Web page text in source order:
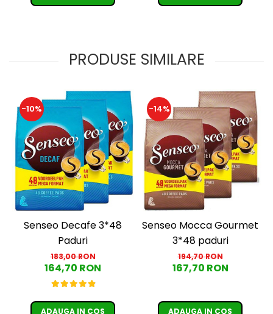
PRODUSE SIMILARE
-10%
Senseo Decafe 3*48
Paduri
183,00 RON
164,70 RON
ADAUGA IN COS
-14%
Senseo Mocca Gourmet
3*48 paduri
194,70 RON
167,70 RON
ADAUGA IN COS